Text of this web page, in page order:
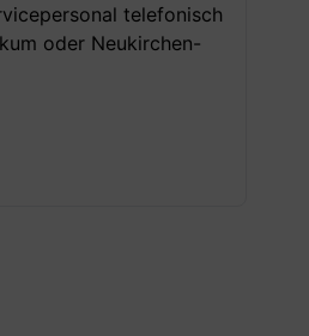
telefonisch
oder Neukirchen-